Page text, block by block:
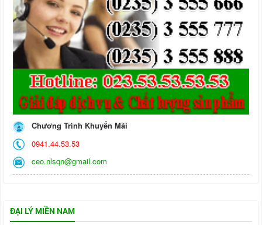
Chương Trình Khuyến Mãi
0941.44.53.53
ceo.nlsqn@gmail.com
ĐẠI LÝ MIỀN NAM